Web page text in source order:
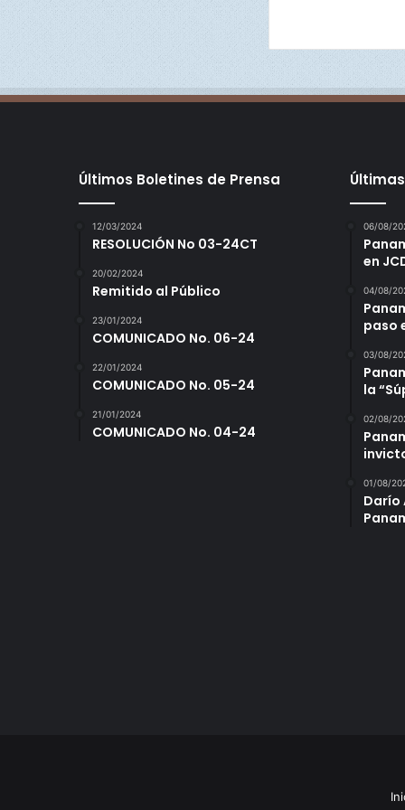
Últimos Boletines de Prensa
12/03/2024
RESOLUCIÓN No 03-24CT
20/02/2024
Remitido al Público
23/01/2024
COMUNICADO No. 06-24
22/01/2024
COMUNICADO No. 05-24
21/01/2024
COMUNICADO No. 04-24
06/08/
en
04/08/
paso
03/08/
la
02/08/
01/08/
Darío